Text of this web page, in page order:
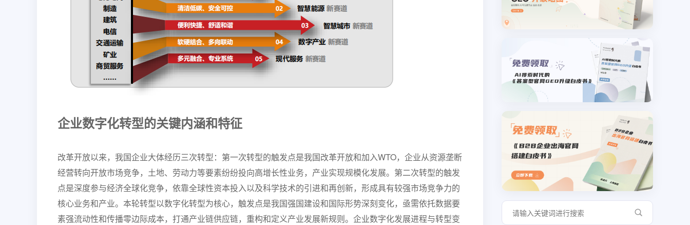
企业数字化转型的关键内涵和特征
改革开放以来，我国企业大体经历三次转型：第一次转型的触发点是我国改革开放和加入WTO，企业从资源垄断
经营转向开放市场竞争，土地、劳动力等要素纷纷投向高增长性业务，产业实现规模化发展。第二次转型的触发
点是深度参与经济全球化竞争，依靠全球性资本投入以及科学技术的引进和再创新，形成具有较强市场竞争力的
核心业务和产业。本轮转型以数字化转型为核心，触发点是我国强国建设和国际形势深刻变化，亟需依托数据要
素强流动性和传播零边际成本，打通产业链供应链，重构和定义产业发展新规则。企业数字化发展进程与转型变